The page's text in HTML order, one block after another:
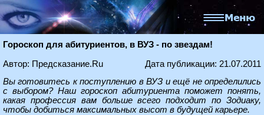
Гороскоп для абитуриентов, в ВУЗ - по звездам!
Автор: Предсказание.Ru
Дата публикации: 21.07.2011
Вы готовитесь к поступлению в ВУЗ и ещё не определились
с выбором? Наш гороскоп абитуриента поможет понять,
какая профессия вам больше всего подходит по Зодиаку,
чтобы добиться максимальных высот в будущей карьере.